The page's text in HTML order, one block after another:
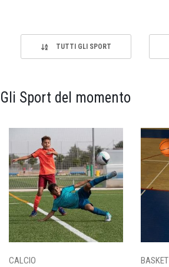
TUTTI GLI SPORT
Gli Sport del momento
CALCIO BASKET